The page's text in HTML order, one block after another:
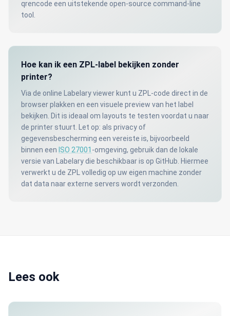
qrencode een uitstekende open-source command-line
tool.
Hoe kan ik een ZPL-label bekijken zonder
printer?
Via de online Labelary viewer kunt u ZPL-code direct in de
browser plakken en een visuele preview van het label
bekijken. Dit is ideaal om layouts te testen voordat u naar
de printer stuurt. Let op: als privacy of
gegevensbescherming een vereiste is, bijvoorbeeld
binnen een ISO 27001 -omgeving, gebruik dan de lokale
versie van Labelary die beschikbaar is op GitHub. Hiermee
verwerkt u de ZPL volledig op uw eigen machine zonder
dat data naar externe servers wordt verzonden.
Lees ook